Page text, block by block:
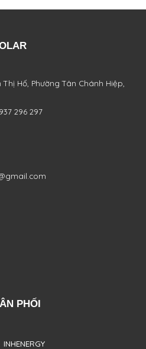
Thị Hố, PhườngTân Chánh Hiệp,
296 297
PHỐI
INHENERGY